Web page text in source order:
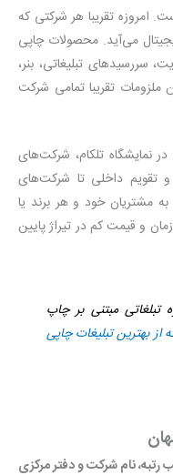
تقریبا هر شرکتی که
می‌آید. محصولات چاپی
سررسیدهای تبلیغاتی، بنر،
تقریبا تمامی شرکت
نمایشگاه تلکام، شرکت‌های
تقویم داخلی تا شرکت‌های
به مشتریان خود و هر برند یا
و قیمت کم در تیراژ پایین
تبلغاتی مبتنی بر چاپ
از بهترین تبلیغات چاپی
در سال 2020 به ترتیب رتبه، نام شرکت و دفتر مرکزی